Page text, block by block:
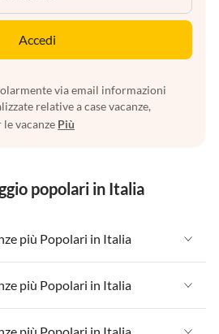
Accedi
via email informazioni
relative a case vacanze,
vacanze Più
popolari in Italia
più Popolari in Italia
Italia
Liguria
più Popolari in Italia
Italia